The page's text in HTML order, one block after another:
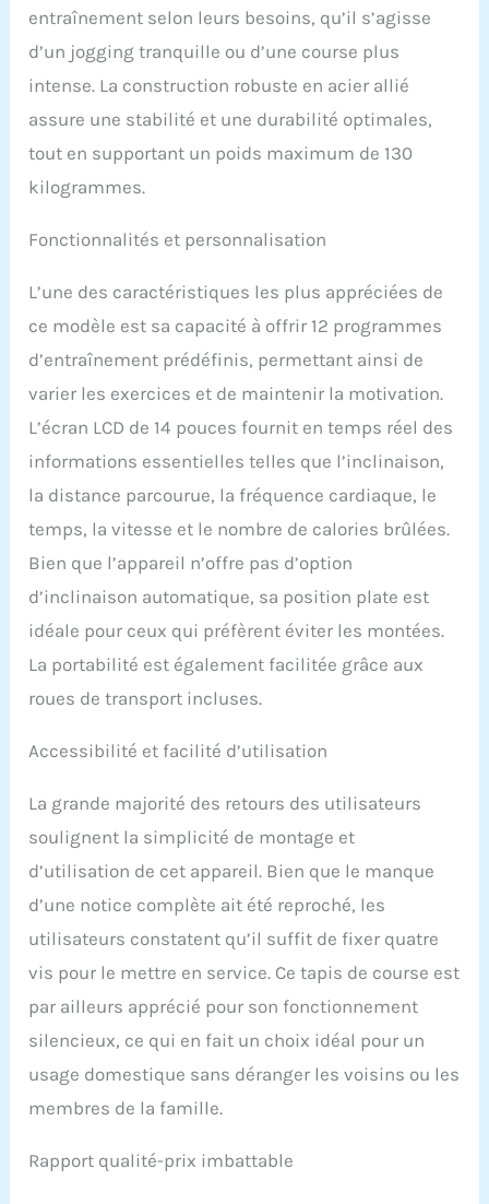
entraînement selon leurs besoins, qu’il s’agisse
d’un jogging tranquille ou d’une course plus
intense. La construction robuste en acier allié
assure une stabilité et une durabilité optimales,
tout en supportant un poids maximum de 130
kilogrammes.
Fonctionnalités et personnalisation
L’une des caractéristiques les plus appréciées de
ce modèle est sa capacité à offrir 12 programmes
d’entraînement prédéfinis, permettant ainsi de
varier les exercices et de maintenir la motivation.
L’écran LCD de 14 pouces fournit en temps réel des
informations essentielles telles que l’inclinaison,
la distance parcourue, la fréquence cardiaque, le
temps, la vitesse et le nombre de calories brûlées.
Bien que l’appareil n’offre pas d’option
d’inclinaison automatique, sa position plate est
idéale pour ceux qui préfèrent éviter les montées.
La portabilité est également facilitée grâce aux
roues de transport incluses.
Accessibilité et facilité d’utilisation
La grande majorité des retours des utilisateurs
soulignent la simplicité de montage et
d’utilisation de cet appareil. Bien que le manque
d’une notice complète ait été reproché, les
utilisateurs constatent qu’il suffit de fixer quatre
vis pour le mettre en service. Ce tapis de course est
par ailleurs apprécié pour son fonctionnement
silencieux, ce qui en fait un choix idéal pour un
usage domestique sans déranger les voisins ou les
membres de la famille.
Rapport qualité-prix imbattable